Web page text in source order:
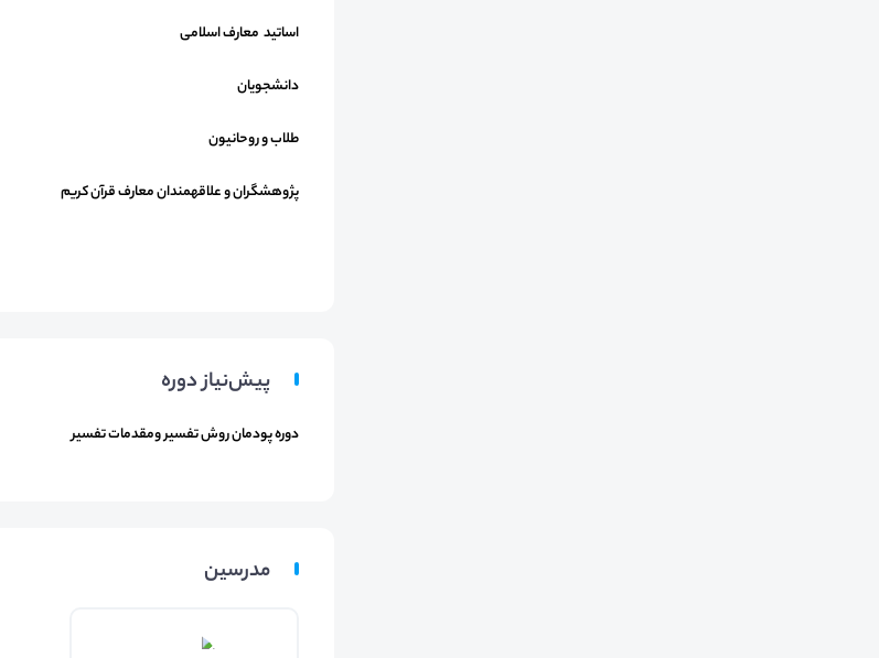
اساتید معارف اسلامی
دانشجویان
طلاب و روحانیون
پژوهشگران و علاقهمندان معارف قرآن کریم
پیش‌نیاز دوره
دوره پودمان روش تفسیر ومقدمات تفسیر
مدرسین